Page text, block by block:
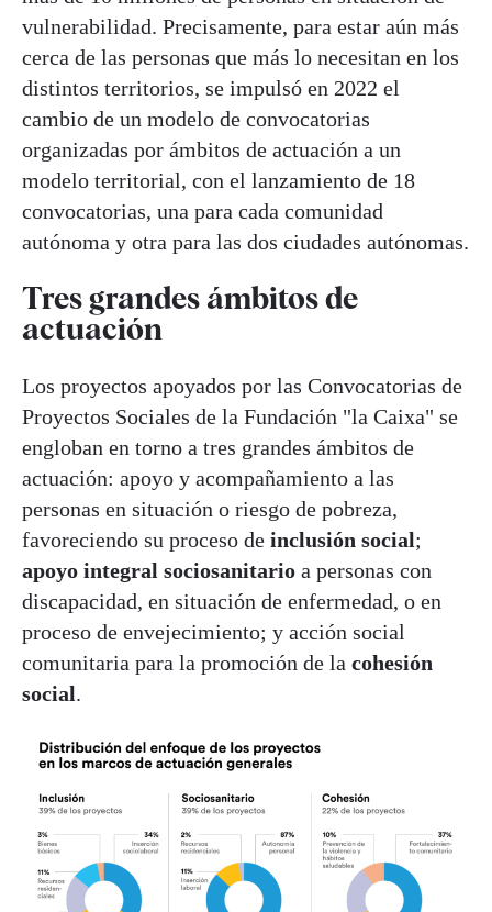
vulnerabilidad. Precisamente, para estar aún más
cerca de las personas que más lo necesitan en los
distintos territorios, se impulsó en 2022 el
cambio de un modelo de convocatorias
organizadas por ámbitos de actuación a un
modelo territorial, con el lanzamiento de 18
convocatorias, una para cada comunidad
autónoma y otra para las dos ciudades autónomas.
Tres grandes ámbitos de
actuación
Los proyectos apoyados por las Convocatorias de
Proyectos Sociales de la Fundación "la Caixa" se
engloban en torno a tres grandes ámbitos de
actuación: apoyo y acompañamiento a las
personas en situación o riesgo de pobreza,
favoreciendo su proceso de inclusión social;
apoyo integral sociosanitario a personas con
discapacidad, en situación de enfermedad, o en
proceso de envejecimiento; y acción social
comunitaria para la promoción de la cohesión
social.